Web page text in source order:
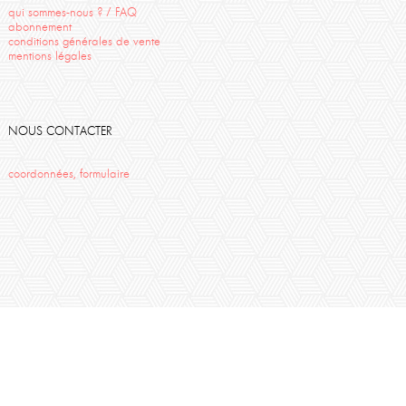
qui sommes-nous ? / FAQ
abonnement
conditions générales de vente
mentions légales
NOUS CONTACTER
coordonnées, formulaire